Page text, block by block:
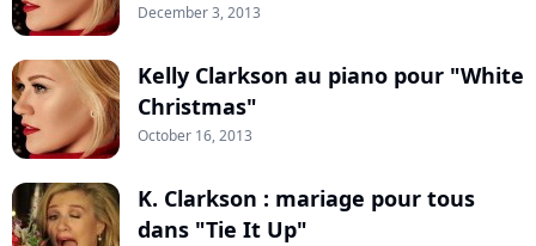
December 3, 2013
Kelly Clarkson au piano pour "White
Christmas"
October 16, 2013
K. Clarkson : mariage pour tous
dans "Tie It Up"